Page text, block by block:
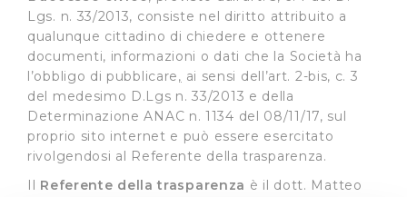
Lgs. n. 33/2013, consiste nel diritto attribuito a
qualunque cittadino di chiedere e ottenere
documenti, informazioni o dati che la Società ha
l’obbligo di pubblicare, ai sensi dell’art. 2-bis, c. 3
del medesimo D.Lgs n. 33/2013 e della
Determinazione ANAC n. 1134 del 08/11/17, sul
proprio sito internet e può essere esercitato
rivolgendosi al Referente della trasparenza.
Il Referente della trasparenza è il dott. Matteo